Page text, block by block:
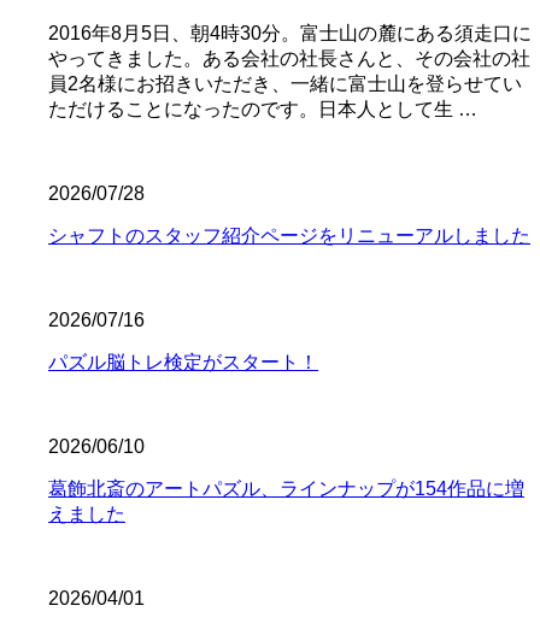
2016年8月5日、朝4時30分。富士山の麓にある須走口に
やってきました。ある会社の社長さんと、その会社の社
員2名様にお招きいただき、一緒に富士山を登らせてい
ただけることになったのです。日本人として生 …
2026/07/28
シャフトのスタッフ紹介ページをリニューアルしました
2026/07/16
パズル脳トレ検定がスタート！
2026/06/10
葛飾北斎のアートパズル、ラインナップが154作品に増
えました
2026/04/01